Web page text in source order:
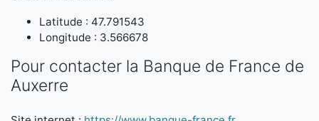
Latitude : 47.791543
Longitude : 3.566678
Pour contacter la Banque de France de
Auxerre